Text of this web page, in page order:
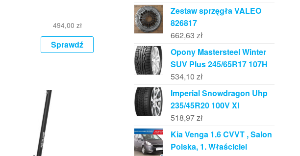
494,00 zł
Sprawdź
Zestaw sprzęgła VALEO
826817
662,63 zł
Opony Mastersteel Winter
SUV Plus 245/65R17 107H
534,10 zł
Imperial Snowdragon Uhp
235/45R20 100V Xl
518,97zł
Kia Venga 1.6 CVVT , Salon
Polska, 1. Właściciel